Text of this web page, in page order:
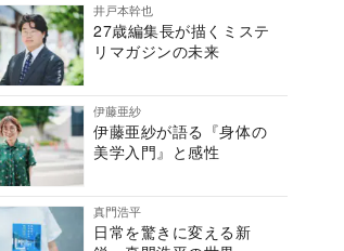
井戸本幹也
27歳編集長が描くミステ
リマガジンの未来
伊藤亜紗
伊藤亜紗が語る『身体の
美学入門』と感性
真門浩平
日常を驚きに変える新